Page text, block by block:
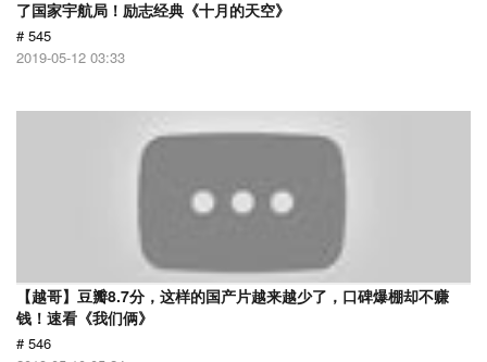
了国家宇航局！励志经典《十月的天空》
# 545
2019-05-12 03:33
【越哥】豆瓣8.7分，这样的国产片越来越少了，口碑爆棚却不赚
钱！速看《我们俩》
# 546